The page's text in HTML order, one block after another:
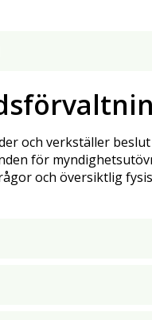
och verkställer
för
och översiktlig